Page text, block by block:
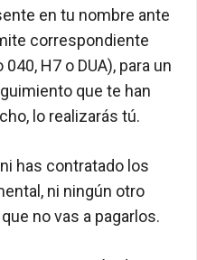
en tu nombre ante
correspondiente
H7 o DUA), para un
que te han
lo realizarás tú.
has contratado los
ni ningún otro
no vas a pagarlos.